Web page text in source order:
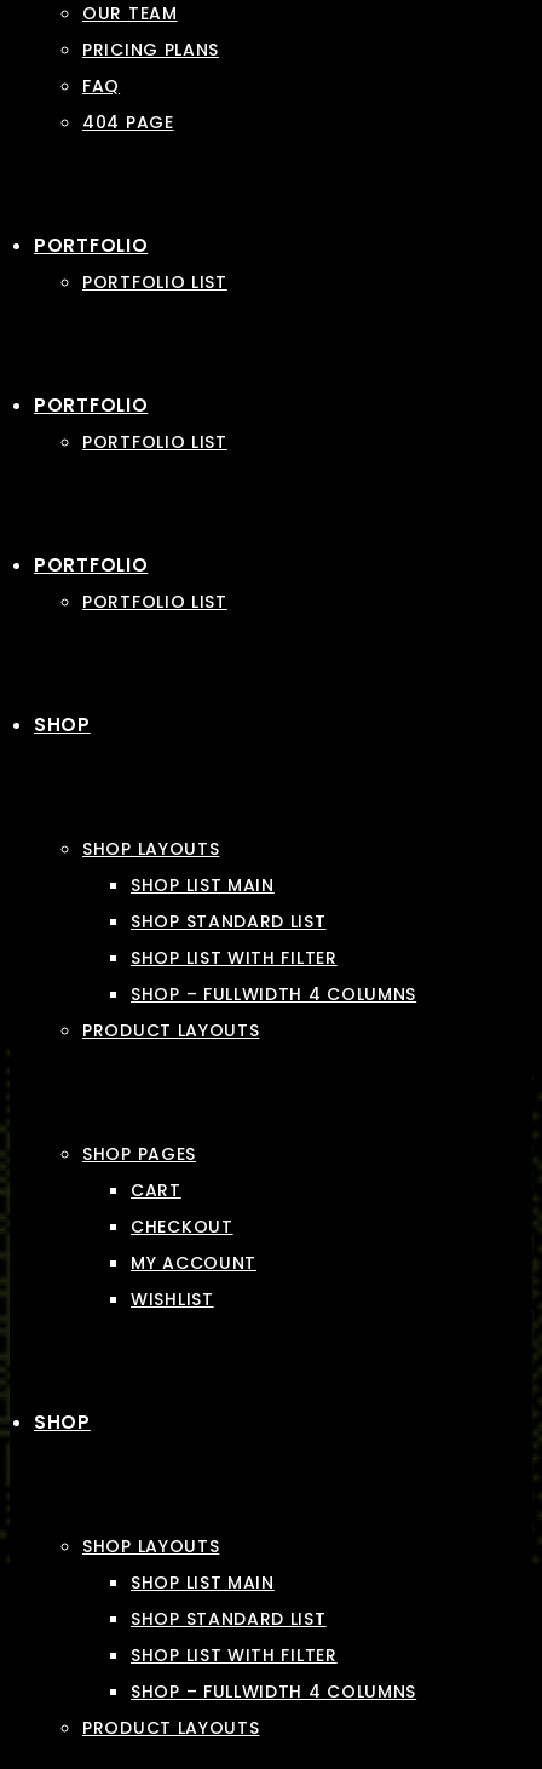
OUR TEAM
PRICING PLANS
FAQ
404 PAGE
PORTFOLIO
PORTFOLIO LIST
PORTFOLIO
PORTFOLIO LIST
PORTFOLIO
PORTFOLIO LIST
SHOP
SHOP LAYOUTS
SHOP LIST MAIN
SHOP STANDARD LIST
SHOP LIST WITH FILTER
SHOP – FULLWIDTH 4 COLUMNS
PRODUCT LAYOUTS
SHOP PAGES
CART
CHECKOUT
MY ACCOUNT
WISHLIST
SHOP
SHOP LAYOUTS
SHOP LIST MAIN
SHOP STANDARD LIST
SHOP LIST WITH FILTER
SHOP – FULLWIDTH 4 COLUMNS
PRODUCT LAYOUTS